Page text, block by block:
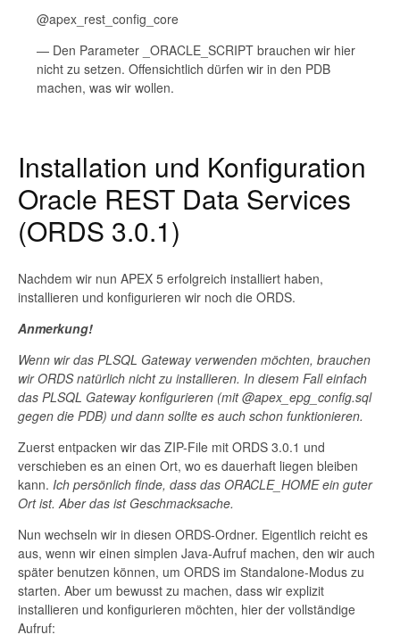
@apex_rest_config_core
— Den Parameter _ORACLE_SCRIPT brauchen wir hier
nicht zu setzen. Offensichtlich dürfen wir in den PDB
machen, was wir wollen.
Installation und Konfiguration
Oracle REST Data Services
(ORDS 3.0.1)
Nachdem wir nun APEX 5 erfolgreich installiert haben,
installieren und konfigurieren wir noch die ORDS.
Anmerkung!
Wenn wir das PLSQL Gateway verwenden möchten, brauchen
wir ORDS natürlich nicht zu installieren. In diesem Fall einfach
das PLSQL Gateway konfigurieren (mit @apex_epg_config.sql
gegen die PDB) und dann sollte es auch schon funktionieren.
Zuerst entpacken wir das ZIP-File mit ORDS 3.0.1 und
verschieben es an einen Ort, wo es dauerhaft liegen bleiben
kann. Ich persönlich finde, dass das ORACLE_HOME ein guter
Ort ist. Aber das ist Geschmacksache.
Nun wechseln wir in diesen ORDS-Ordner. Eigentlich reicht es
aus, wenn wir einen simplen Java-Aufruf machen, den wir auch
später benutzen können, um ORDS im Standalone-Modus zu
starten. Aber um bewusst zu machen, dass wir explizit
installieren und konfigurieren möchten, hier der vollständige
Aufruf: